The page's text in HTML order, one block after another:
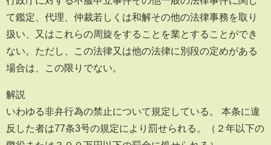
て鑑定、代理、仲裁若しくは和解その他の法律事務を取り
扱い、又はこれらの周旋をすることを業とすることができ
ない。ただし、この法律又は他の法律に別段の定めがある
場合は、この限りでない。
解説
いわゆる非弁行為の禁止について規定している。 本条に違
反した者は77条3号の規定により罰せられる。（２年以下の